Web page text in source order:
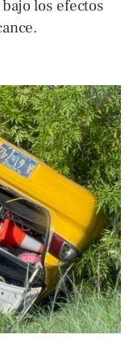
los efectos